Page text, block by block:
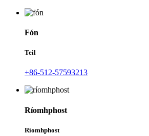
Fón
Teil
+86-512-57593213
Ríomhphost
Ríomhphost